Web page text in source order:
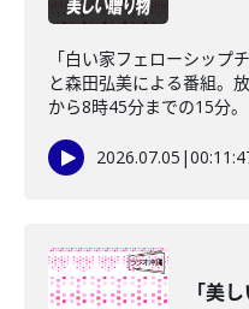
「白い家フェローシップ
と森田弘美による番組。
から8時45分までの15分。
2026.07.05 |
「美